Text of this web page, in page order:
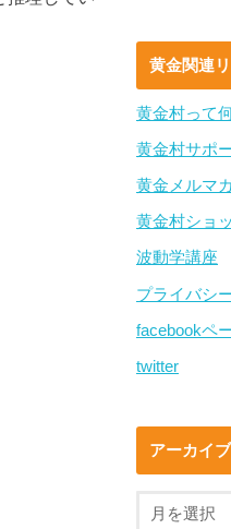
黄金関連リ
黄金村って
黄金村サポ
黄金メルマ
黄金村ショ
波動学講座
プライバシ
facebookペ
twitter
アーカイブ